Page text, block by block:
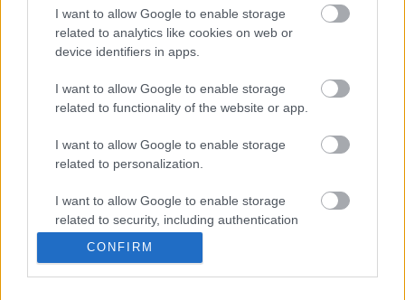
I want to allow Google to enable storage
related to analytics like cookies on web or
device identifiers in apps.
I want to allow Google to enable storage
related to functionality of the website or app.
I want to allow Google to enable storage
related to personalization.
I want to allow Google to enable storage
related to security, including authentication
functionality and fraud prevention, and other
CONFIRM
fekete állat, fekete ember, fekete
öröm, fekete gyász
Richard Strauss operai életművének fele szinte
sosem kerül színpadra. A biztos sikerrel kecsegtető
trió (Salome, Elektra, A rózsalovag) mellett a
időnként a repertoárjukat az Ariadnéval, Az árnyék
nélküli asszonnyal, az…